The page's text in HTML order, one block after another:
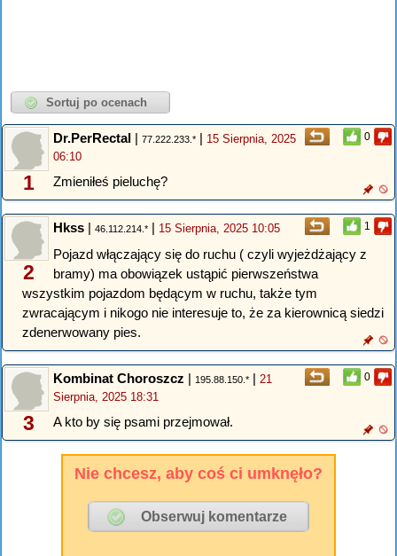
0
1
Dr.PerRectal | 77.222.233.* | 15 Sierpnia, 2025
06:10
Zmieniłeś pieluchę?
1
2
Hkss | 46.112.214.* | 15 Sierpnia, 2025 10:05
Pojazd włączający się do ruchu ( czyli wyjeżdżający z
bramy) ma obowiązek ustąpić pierwszeństwa
wszystkim pojazdom będącym w ruchu, także tym
zwracającym i nikogo nie interesuje to, że za kierownicą siedzi
zdenerwowany pies.
0
3
Kombinat Choroszcz | 195.88.150.* | 21
Sierpnia, 2025 18:31
A kto by się psami przejmował.
Nie chcesz, aby coś ci umknęło?